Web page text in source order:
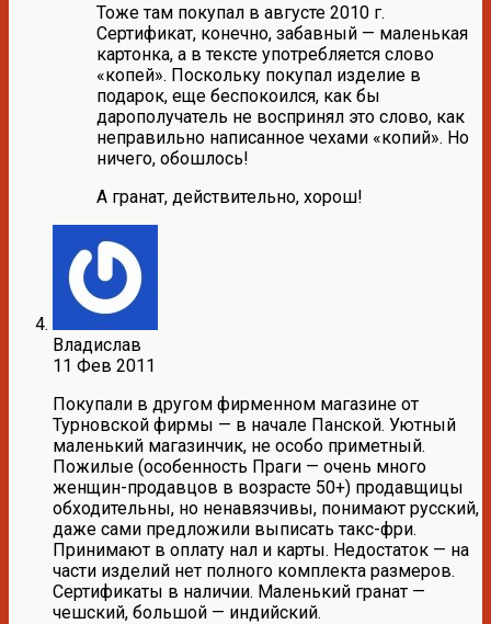
Тоже там покупал в августе 2010 г.
Сертификат, конечно, забавный — маленькая
картонка, а в тексте употребляется слово
«копей». Поскольку покупал изделие в
подарок, еще беспокоился, как бы
дарополучатель не воспринял это слово, как
неправильно написанное чехами «копий». Но
ничего, обошлось!
А гранат, действительно, хорош!
Владислав
11 Фев 2011
Покупали в другом фирменном магазине от
Турновской фирмы — в начале Панской. Уютный
маленький магазинчик, не особо приметный.
Пожилые (особенность Праги — очень много
женщин-продавцов в возрасте 50+) продавщицы
обходительны, но ненавязчивы, понимают русский,
даже сами предложили выписать такс-фри.
Принимают в оплату нал и карты. Недостаток — на
части изделий нет полного комплекта размеров.
Сертификаты в наличии. Маленький гранат —
чешский, большой — индийский.